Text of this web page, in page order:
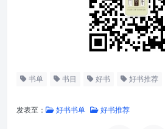
书单 书目 好书 好书推荐
发表至： 好书书单 好书推荐